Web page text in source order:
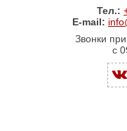
Тел.:
E-mail:
Звонки
с